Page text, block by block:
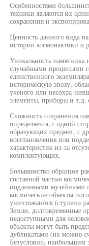
Особенностями
техники являются их
сохранения и
Ценность данного вида
истории космонавтики и
Уникальность памятника
случайными процессами
единственного
историческую эпоху,
ученого или несохра-
элементы, приборы и т.д.
Сложность сохранения
определяется, с одной
образующих предмет, с
восстановления или
характеристик из-за
комплектующих.
Большинство образцов
составной частью
подлинными музейными
космические объекты
уничтожаются (ступени
Земли, долговременные
недоступными для
объекты могут быть
дубликатами (их можно
Безусловно, наибольшим